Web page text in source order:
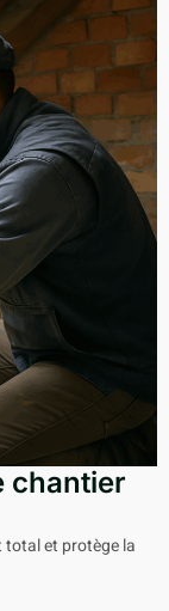
chantier
total et protège la